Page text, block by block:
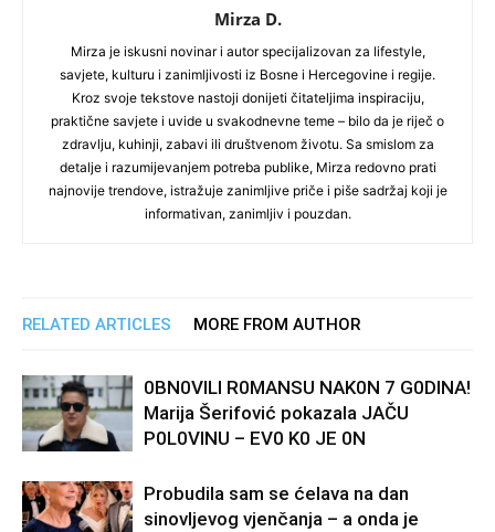
Mirza D.
Mirza je iskusni novinar i autor specijalizovan za lifestyle,
savjete, kulturu i zanimljivosti iz Bosne i Hercegovine i regije.
Kroz svoje tekstove nastoji donijeti čitateljima inspiraciju,
praktične savjete i uvide u svakodnevne teme – bilo da je riječ o
zdravlju, kuhinji, zabavi ili društvenom životu. Sa smislom za
detalje i razumijevanjem potreba publike, Mirza redovno prati
najnovije trendove, istražuje zanimljive priče i piše sadržaj koji je
informativan, zanimljiv i pouzdan.
RELATED ARTICLES MORE FROM AUTHOR
0BN0VlLl R0MANSU NAK0N 7 G0DlNA!
Marija Šerifović pokazala JAČU
P0L0VINU – EV0 K0 JE 0N
Probudila sam se ćelava na dan
sinovljevog vjenčanja – a onda je